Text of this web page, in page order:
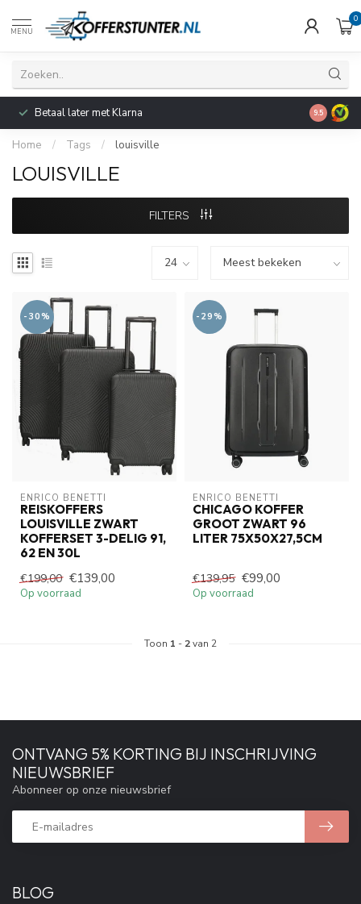
MENU
0
Betaal later met Klarna Voor
9.5
Home / Tags / louisville
LOUISVILLE
FILTERS
-30%
ENRICO BENETTI
REISKOFFERS
LOUISVILLE ZWART
KOFFERSET 3-DELIG 91,
62 EN 30L
€199,00 €139,00
Op voorraad
-29%
ENRICO BENETTI
CHICAGO KOFFER
GROOT ZWART 96
LITER 75X50X27,5CM
€139,95 €99,00
Op voorraad
Toon 1 - 2van 2
BLOG
ONTVANG 5% KORTING BIJ INSCHRIJVING
NIEUWSBRIEF
Abonneer op onze nieuwsbrief